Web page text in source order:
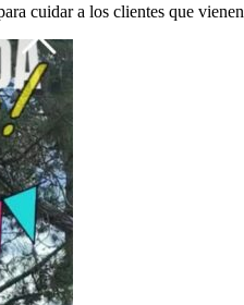
cuidar a los clientes que